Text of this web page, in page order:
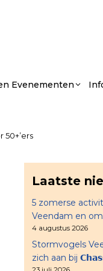
Evenementen
Laatste
5 zomerse
Veendam en
4 augustus 2026
Stormvogels
zich aan bij